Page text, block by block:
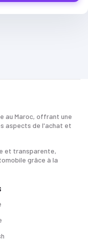
au Maroc, offrant une
aspects de l'achat et
et transparente,
grâce à la